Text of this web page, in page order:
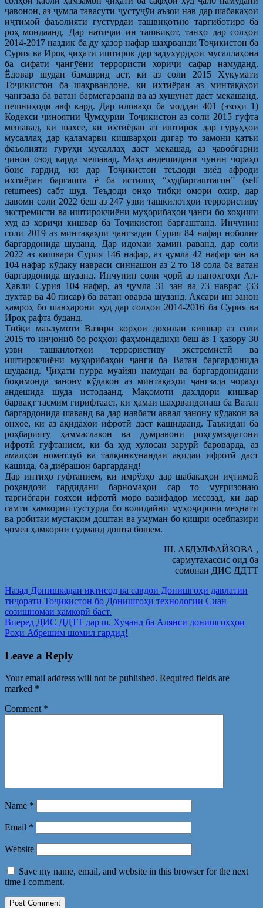
ҷавонон, аз ҷумла тавасути ҷустуҷӯи аъзои нав дар шабакаҳои
иҷтимоӣ фаъолияти густурдаи ташвиқотию тарғиботиро ба
роҳ мондаанд. Дар натиҷаи ин ташвиқот, танҳо дар солҳои
2014-2017 наздик ба ду ҳазор нафар шаҳрванди Тоҷикистон ба
Сурия ва Ироқ ҷиҳати иштирок дар задухӯрдҳои мусаллаҳона
ба сифати ҷангӯёни террористи хориҷӣ сафар намуданд.
Ёдовар шудан бамаврид аст, ки аз соли 2015 Ҳукумати
Тоҷикистон ба шаҳрвандоне, ки ихтиёран аз минтақаҳои
ҷангзада ба ватан бармегарданд ва аз хушунат даст мекашанд,
пешниҳоди авф кард. Дар иловаҳо ба моддаи 401 (эзоҳи 1)
Кодекси ҷиноятии Ҷумҳурии Тоҷикистон аз соли 2015 гуфта
мешавад, ки шахсе, ки ихтиёран аз иштирок дар гурӯҳҳои
мусаллаҳ дар қаламарви кишварҳои дигар то замони қатъи
фаъолияти гурӯҳи мусаллаҳ даст мекашад, аз ҷавобгарии
ҷиноӣ озод карда мешавад. Маҳз андешидани чунин чораҳо
боис гардид, ки дар Тоҷикистон теъдоди зиёд афроди
ихтиёран баргашта ё ба истилоҳ “худбаргаштагон” (self
returnees) сабт шуд. Теъдоди онҳо тибқи омори охир, дар
давоми соли 2022 беш аз 247 узви ташкилотҳои террористиву
экстремистӣ ва иштирокчиёни муҳорибаҳои ҷангӣ бо хоҳиши
худ аз хориҷи кишвар ба Тоҷикистон баргаштанд. Инчунин
соли 2019 аз минтақаҳои ҷангзадаи Сурия 84 нафар ноболиғ
баргардонида шуданд. Дар идомаи ҳамин раванд, дар соли
2022 аз кишвари Сурия 146 нафар, аз ҷумла 42 нафар зан ва
104 нафар кӯдаку навраси синнашон аз 2 то 18 сола ба ватан
баргардонида шуданд. Инчунин соли ҷорӣ аз паноҳгоҳи Ал-
Ҳавли Сурия 104 нафар, аз ҷумла 31 зан ва 73 наврас (33
духтар ва 40 писар) ба ватан оварда шуданд. Аксари ин занон
ҳамроҳ бо шавҳарони худ дар солҳои 2014-2016 ба Сурия ва
Ироқ рафта буданд.
Тибқи маълумоти Вазири корҳои дохилаи кишвар аз соли
2015 то инҷониб бо роҳҳои фаҳмондадиҳӣ беш аз 1 ҳазору 30
узви ташкилотҳои террористиву экстремистӣ ва
иштирокчиёни муҳорибаҳои ҷангӣ ба Ватан баргардонида
шудаанд. Ҷиҳати пурра муайян намудан ва баргардонидани
боқимонда занону кӯдакон аз минтақаҳои ҷангзада чораҳо
андешида шуда истодаанд. Мақомоти дахлдори кишвар
барвақт тасмим гирифтааст, ки ҳамаи шаҳрвандонаш ба Ватан
баргардонида шаванд ва дар навбати аввал занону кӯдакон ва
онҳое, ки аз ақидаҳои ифротӣ даст кашидаанд. Таъкидан ба
роҳбарияту ҳаммаслакон ва думравони роҳгумзадагони
ифротӣ гуфтанием, ки ба худ хулосаи зарурӣ бароварда, аз
амалҳои номатлуб ва талқинкунандаи ақидаи ифротӣ даст
кашида, ба диёрашон баргарданд!
Дар интиҳо гуфтанием, ки имрўзҳо дар шабакаҳои иҷтимоӣ
роҳандозӣ гардидани барномаҳои сар то муғризонаю
тарғибгари ғояҳои ифротӣ моро вазифадор месозад, ки дар
самти ҳамкории густурда бо волидайни муҳоҷирони меҳнатӣ
ва робитаи мустақим доштан ва умуман бо қишри осебпазири
ҷомеа ҳамкории судманд дошта бошем.
Ш. АБДУЛФАЙЗОВА ,
сармутахассис оид ба
сомонаи ДИС ДДТТ
Post
navigation
Назад Предыдущая
запись:
Донишкадаи иқтисод ва савдои Донишгоҳи давлатии
тиҷорати Тоҷикистон бо Донишгоҳи технологии Сиан
созишномаи ҳамкорӣ баст.
Вперед Следующая
запись:
ДИС ДДТТ дар ш. Хуҷанд ба Алянси донишгоҳҳои
Роҳи Абрешим шомил гардид!
Leave a Reply
Your email address will not be published. Required fields are
marked *
Comment *
Name *
Email *
Website
Save my name, email, and website in this browser for the next
time I comment.